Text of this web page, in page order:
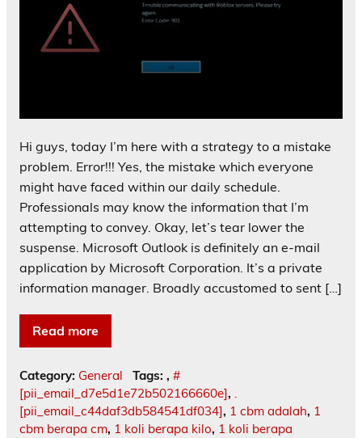
Hi guys, today I’m here with a strategy to a mistake
problem. Error!!! Yes, the mistake which everyone
might have faced within our daily schedule.
Professionals may know the information that I’m
attempting to convey. Okay, let’s tear lower the
suspense. Microsoft Outlook is definitely an e-mail
application by Microsoft Corporation. It’s a private
information manager. Broadly accustomed to sent […]
Read more
Category: General Tags: , #
[pii_email_d7e5d1e72b502166660e], .
[pii_email_c44daf3db584541df034], 1 cbm adalah, 1
cbm berapa cm, 1 koli berapa kilo, 1 koli berapa